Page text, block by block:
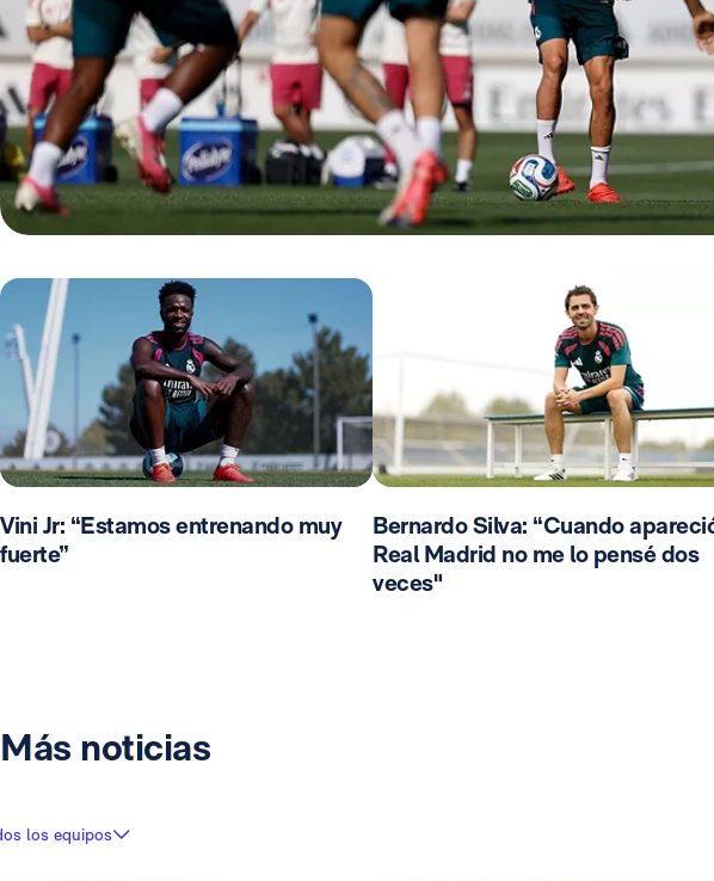
Vini Jr: “Estamos entrenando muy
fuerte”
Bernardo Silva: “Cuando
Real Madrid no me lo pensé dos
veces"
Más noticias
los equipos